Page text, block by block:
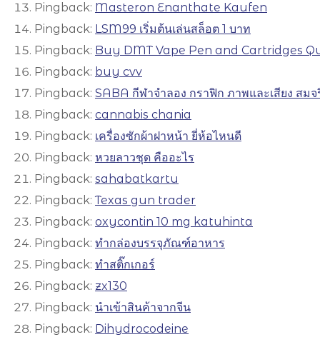
Pingback: Masteron Enanthate Kaufen
Pingback: LSM99 เริ่มต้นเล่นสล็อต 1 บาท
Pingback: Buy DMT Vape Pen and Cartridges
Pingback: buy cvv
Pingback: SABA กีฬาจำลอง กราฟิก ภาพและเสียง สมจ
Pingback: cannabis chania
Pingback: เครื่องซักผ้าฝาหน้า ยี่ห้อไหนดี
Pingback: หวยลาวชุด คืออะไร
Pingback: sahabatkartu
Pingback: Texas gun trader
Pingback: oxycontin 10 mg katuhinta
Pingback: ทำกล่องบรรจุภัณฑ์อาหาร
Pingback: ทำสติ๊กเกอร์
Pingback: zx130
Pingback: นำเข้าสินค้าจากจีน
Pingback: Dihydrocodeine